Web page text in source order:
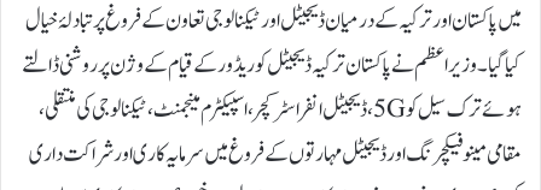
میں پاکستان اور ترکیہ کے درمیان ڈیجیٹل اور ٹیکنالوجی تعاون کے فروغ پر تبادلۂ خیال
کیا گیا۔وزیراعظم نے پاکستان ترکیہ ڈیجیٹل کوریڈور کے قیام کے وژن پر روشنی ڈالتے
ہوئے ترک سیل کو 5G، ڈیجیٹل انفراسٹرکچر، اسپیکٹرم مینجمنٹ، ٹیکنالوجی کی منتقلی،
مقامی مینوفیکچرنگ اور ڈیجیٹل مہارتوں کے فروغ میں سرمایہ کاری اور شراکت داری